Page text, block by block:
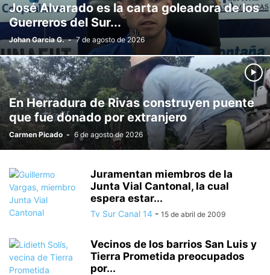
José Alvarado es la carta goleadora de los
Guerreros del Sur...
Johan Garcia G. - 7 de agosto de 2026
En Herradura de Rivas construyen puente
que fue donado por extranjero
Carmen Picado - 6 de agosto de 2026
Juramentan miembros de la
Junta Vial Cantonal, la cual
espera estar...
Tv Sur Canal 14 - 15 de abril de 2009
Vecinos de los barrios San Luis y
Tierra Prometida preocupados
por...